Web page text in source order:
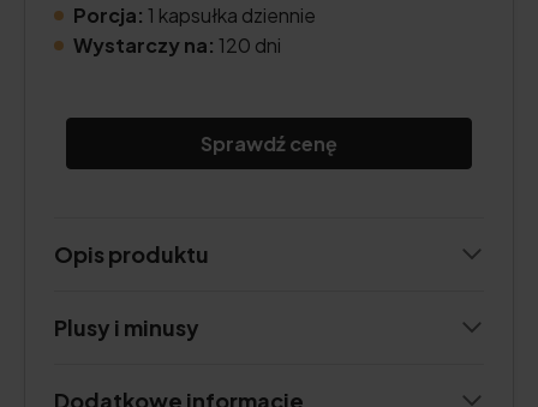
Porcja: 1 kapsułka dziennie
Wystarczy na: 120 dni
Sprawdź cenę
Opis produktu
Plusy i minusy
Dodatkowe informacje